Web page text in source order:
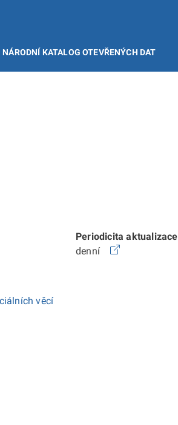
NÁRODNÍ KATALOG OTEVŘENÝCH DAT
věcí
Periodicita aktualizace
denní